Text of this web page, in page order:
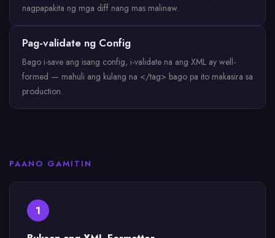
nagpapakita ng mga diff nang mas malinaw.
Pag-validate ng Config
Bago i-save ang isang config, i-validate na ang XML ay well-
formed — mahuli ang kulang na </tag> bago pa ito makasira sa
production.
PAANO GAMITIN
1